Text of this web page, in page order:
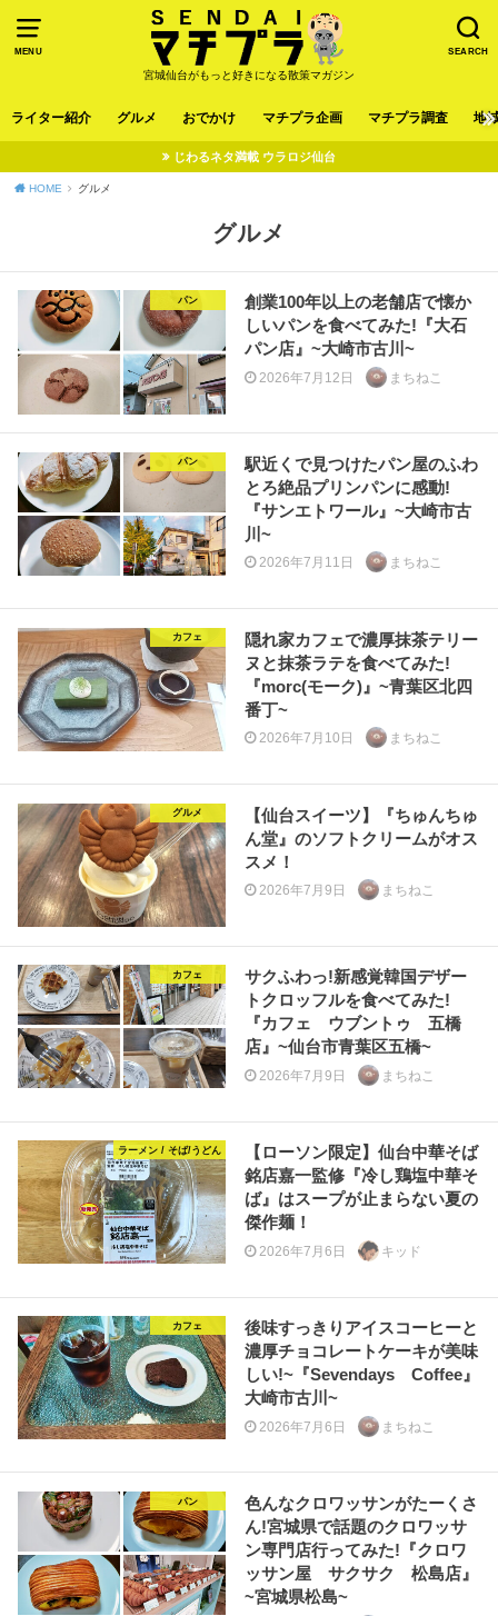
MENU SEARCH
宮城仙台がもっと好きになる散策マガジン
ライター紹介 グルメ おでかけ マチプラ企画 マチプラ調査 地
じわるネタ満載 ウラロジ仙台
HOME グルメ
グルメ
パン
創業100年以上の老舗店で懐か
しいパンを食べてみた!『大石
パン店』~大崎市古川~
2026年7月12日 まちねこ
パン
駅近くで見つけたパン屋のふわ
とろ絶品プリンパンに感動!
『サンエトワール』~大崎市古
川~
2026年7月11日 まちねこ
カフェ
隠れ家カフェで濃厚抹茶テリー
ヌと抹茶ラテを食べてみた!
『morc(モーク)』~青葉区北四
番丁~
2026年7月10日 まちねこ
グルメ
【仙台スイーツ】『ちゅんちゅ
ん堂』のソフトクリームがオス
スメ！
2026年7月9日 まちねこ
カフェ
サクふわっ!新感覚韓国デザー
トクロッフルを食べてみた!
『カフェ ウブントゥ 五橋
店』~仙台市青葉区五橋~
2026年7月9日 まちねこ
ラーメン / そば/うどん
【ローソン限定】仙台中華そば
銘店嘉一監修『冷し鶏塩中華そ
ば』はスープが止まらない夏の
傑作麺！
2026年7月6日 キッド
カフェ
後味すっきりアイスコーヒーと
濃厚チョコレートケーキが美味
しい!~『Sevendays Coffee』
大崎市古川~
2026年7月6日 まちねこ
パン
色んなクロワッサンがたーくさ
ん!宮城県で話題のクロワッサ
ン専門店行ってみた!『クロワ
ッサン屋 サクサク 松島店』
~宮城県松島~